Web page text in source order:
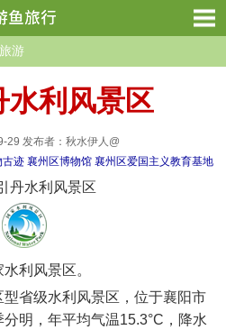
游
水利风景区
29 发布者：秋水伊人@
古迹 襄州区博物馆 襄州区爱国主义教育基地
利风景区。
省级水利风景区，位于襄阳市
明，年平均气温15.3°C，降水